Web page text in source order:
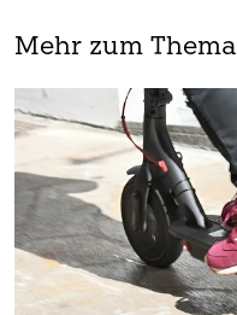
Mehr zum Thema